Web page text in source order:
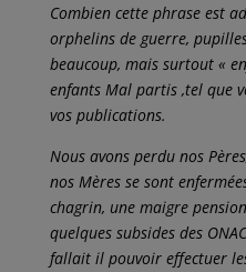
Combien cette phrase est
orphelins de guerre,
beaucoup, mais surtout «
enfants Mal partis ,tel que
vos publications.
Nous avons perdu nos
nos Mères se sont
chagrin, une maigre
quelques subsides des
fallait il pouvoir effectuer